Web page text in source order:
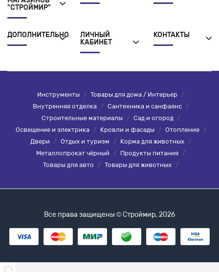
"СТРОЙМИР"
ДОПОЛНИТЕЛЬНО
ЛИЧНЫЙ
КАБИНЕТ
КОНТАКТЫ
Инструменты / Товары для дома / Интерьер /
Внутренняя отделка / Сантехника и санфаянс /
Строительные материалы
/ Сад и огород
/
Освещение и электрика
/ Кровли и фасады / Отопление
/
Двери
/ Отдых и туризм / Корма для животных /
Металлопрокат чёрный
/ Продукты питания /
Товары для авто
/ Товары для животных /
Все права защищены © Строймир, 2026